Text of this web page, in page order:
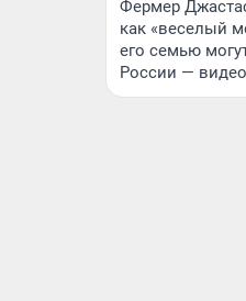
Фермер
как «веселый
его семью
России — видео